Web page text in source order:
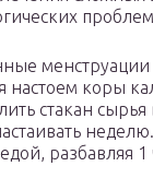
менструации
настоем коры
стакан сырья
разбавляя 1